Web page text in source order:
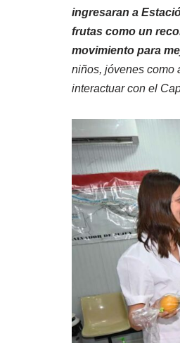
ingresaran a
frutas como un
movimiento para
niños, jóvenes como
interactuar con el